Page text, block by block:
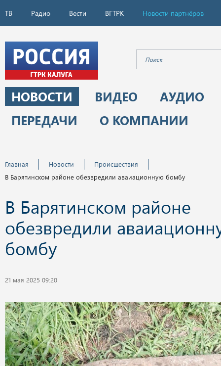
ТВ Радио Вести ВГТРК Новости партнёров
НОВОСТИ ВИДЕО
АУДИО
ПЕРЕДАЧИ
О КОМПАНИИ
Главная Новости
Происшествия
В Барятинском районе обезвредили аваиационную бомбу
В Барятинском районе
обезвредили
бомбу
21 мая 2025 09:20